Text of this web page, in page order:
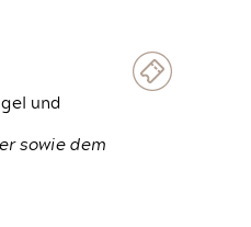
und
sowie dem